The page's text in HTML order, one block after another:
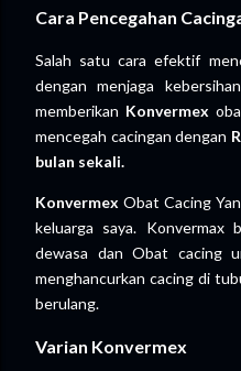
Cara Pencegahan
Salah satu cara efektif
dengan menjaga
memberikan Konvermex
mencegah cacingan dengan
bulan sekali.
Konvermex Obat Cacing
keluarga saya.
dewasa dan Obat cacing
menghancurkan cacing di
berulang.
Varian Konvermex